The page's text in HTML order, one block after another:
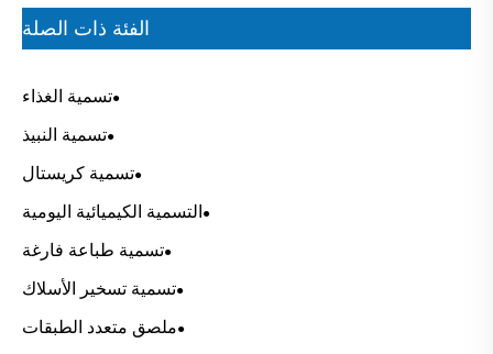
الفئة ذات الصلة
تسمية الغذاء
تسمية النبيذ
تسمية كريستال
التسمية الكيميائية اليومية
تسمية طباعة فارغة
تسمية تسخير الأسلاك
ملصق متعدد الطبقات